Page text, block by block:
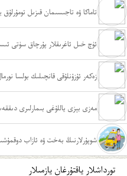
تاماكا ۋە تاجىسىمان قىزىل تومۇرلۇق
ئۈچ خىل ئاغرىقلار پۇرچاق سۈتى
زەكەر ئۇزۇنلۇقى قانچىلىك بولسا
مەزى بېزى ياللۇغى بىمارلىرى دىققەت
شوپۇرلارنىڭ بەخت ۋە ئازاب
تورداشلار ياقتۇرغان يازمىلار